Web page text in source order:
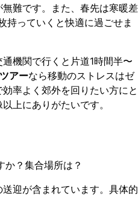
難です。また、春先は寒暖差
持っていくと快適に過ごせま
機関で行くと片道1時間半〜
アーなら移動のストレスはゼ
率よく郊外を回りたい方にと
上にありがたいです。
か？集合場所は？
迎が含まれています。具体的